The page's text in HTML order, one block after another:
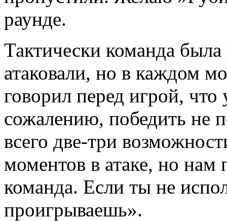
раунде.
Тактически команда
атаковали, но в каждом
говорил перед игрой,
сожалению, победить не
всего две-три
моментов в атаке, но нам
команда. Если ты не
проигрываешь».